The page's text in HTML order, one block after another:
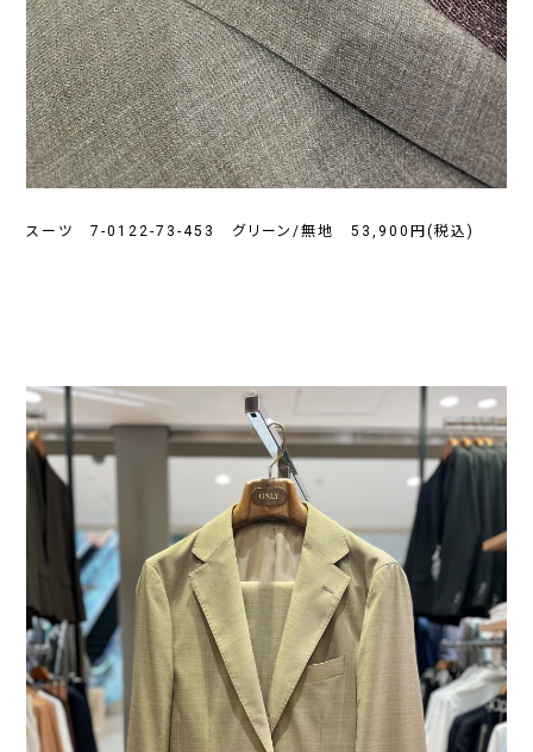
スーツ 7-0122-73-453 グリーン/無地 53,900円(税込)